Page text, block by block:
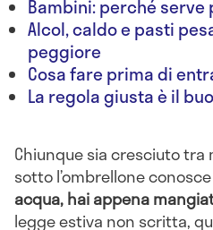
Bambini: perché serve
Alcol, caldo e pasti
peggiore
Cosa fare prima di
La regola giusta è il
Chiunque sia cresciuto tra
sotto l’ombrellone
acqua, hai appena
legge estiva non scritta,